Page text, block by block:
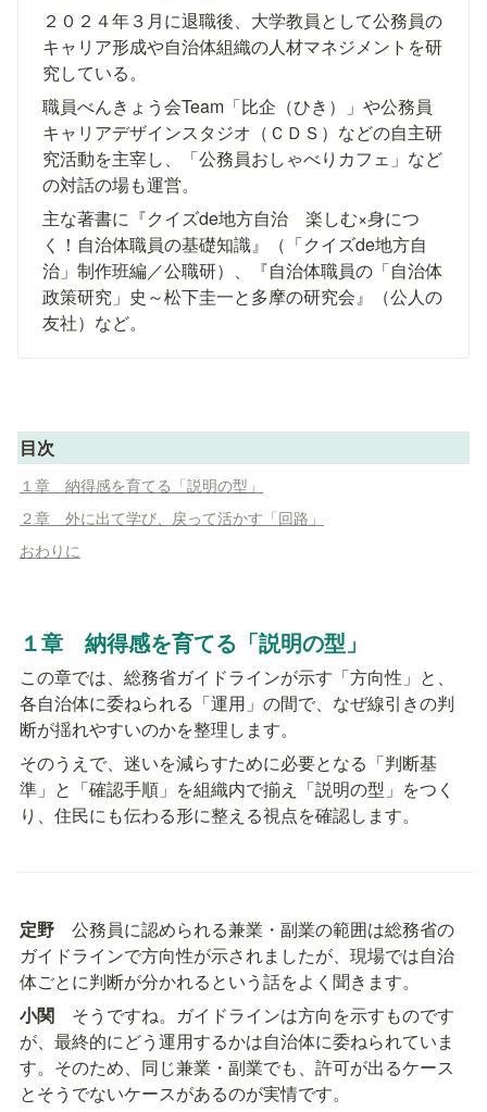
２０２４年３月に退職後、大学教員として公務員の
キャリア形成や自治体組織の人材マネジメントを研
究している。
職員べんきょう会Team「比企（ひき）」や公務員
キャリアデザインスタジオ（ＣＤＳ）などの自主研
究活動を主宰し、「公務員おしゃべりカフェ」など
の対話の場も運営。
主な著書に『クイズde地方自治　楽しむ×身につ
く！自治体職員の基礎知識』（「クイズde地方自
治」制作班編／公職研）、『自治体職員の「自治体
政策研究」史～松下圭一と多摩の研究会』（公人の
友社）など。
目次
１章 納得感を育てる「説明の型」
２章 外に出て学び、戻って活かす「回路」
おわりに
１章　納得感を育てる「説明の型」
この章では、総務省ガイドラインが示す「方向性」と、
各自治体に委ねられる「運用」の間で、なぜ線引きの判
断が揺れやすいのかを整理します。
そのうえで、迷いを減らすために必要となる「判断基
準」と「確認手順」を組織内で揃え「説明の型」をつく
り、住民にも伝わる形に整える視点を確認します。
定野 公務員に認められる兼業・副業の範囲は総務省の
ガイドラインで方向性が示されましたが、現場では自治
体ごとに判断が分かれるという話をよく聞きます。
小関 そうですね。ガイドラインは方向を示すものです
が、最終的にどう運用するかは自治体に委ねられていま
す。そのため、同じ兼業・副業でも、許可が出るケース
とそうでないケースがあるのが実情です。